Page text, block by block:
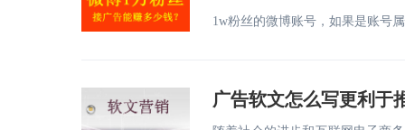
1w粉丝的微博账号，如果是账号
广告软文怎么写更利于